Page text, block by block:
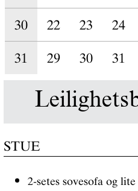
30 22 23 24
31 29 30 31
STUE
2-setes sovesofa og